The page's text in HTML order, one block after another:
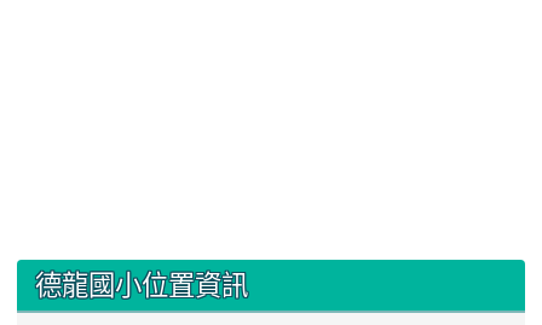
::: 德龍國小位置資訊